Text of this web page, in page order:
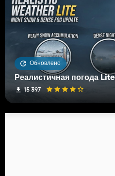
Обновлено
Реалистичная погода Lite
15 397